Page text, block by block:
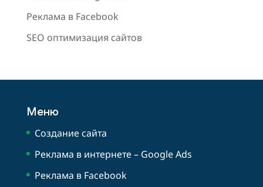
Реклама в Facebook
SEO оптимизация сайтов
Меню
Создание сайта
Реклама в интернете – Google Ads
Реклама в Facebook